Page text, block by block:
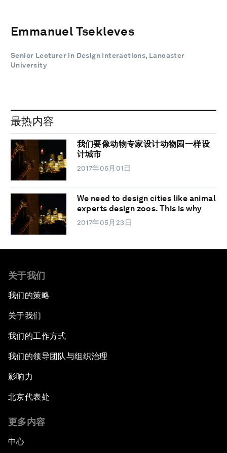
Emmanuel Tsekleves
Senior Lecturer in Design Interactions, Lancaster
University
最热内容
我们要像动物专家设计动物园一样设
计城市
2017年06月01日
We need to design cities like animal
experts design zoos. This is why
2017年05月23日
关于我们
我们的策略
关于我们
我们的工作方式
我们的领导团队与组织治理
影响力
北京代表处
更多内容
中心